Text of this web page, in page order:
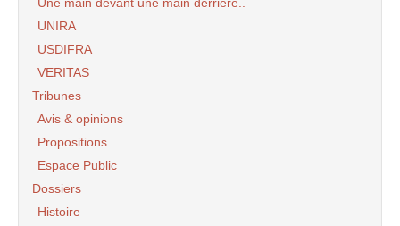
UNIRA
USDIFRA
VERITAS
Tribunes
Avis & opinions
Propositions
Espace Public
Dossiers
Histoire